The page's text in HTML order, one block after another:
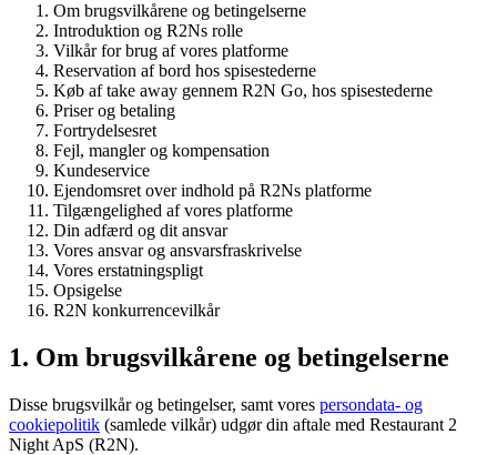
Om brugsvilkårene og betingelserne
Introduktion og R2Ns rolle
Vilkår for brug af vores platforme
Reservation af bord hos spisestederne
Køb af take away gennem R2N Go, hos spisestederne
Priser og betaling
Fortrydelsesret
Fejl, mangler og kompensation
Kundeservice
Ejendomsret over indhold på R2Ns platforme
Tilgængelighed af vores platforme
Din adfærd og dit ansvar
Vores ansvar og ansvarsfraskrivelse
Vores erstatningspligt
Opsigelse
R2N konkurrencevilkår
1. Om brugsvilkårene og betingelserne
Disse brugsvilkår og betingelser, samt vores persondata- og
cookiepolitik (samlede vilkår) udgør din aftale med Restaurant 2
Night ApS (R2N).